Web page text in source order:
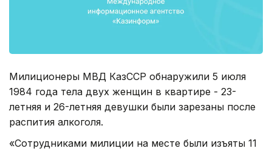
Милиционеры МВД КазССР обнаружили 5 июля
1984 года тела двух женщин в квартире - 23-
летняя и 26-летняя девушки были зарезаны после
распития алкоголя.
«Сотрудниками милиции на месте были изъяты 11